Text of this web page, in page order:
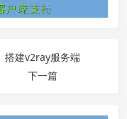
搭建v2ray服务端
下一篇